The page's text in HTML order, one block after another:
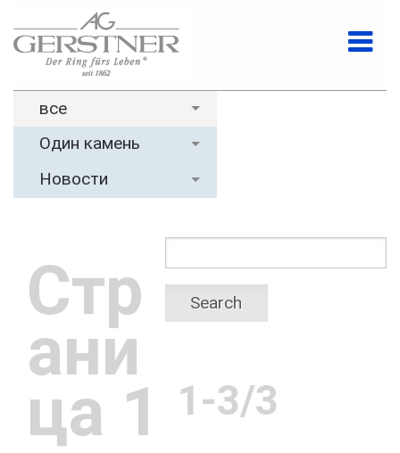
все
Один камень
Новости
Search
Стр
ани
ца 1 1-3/3